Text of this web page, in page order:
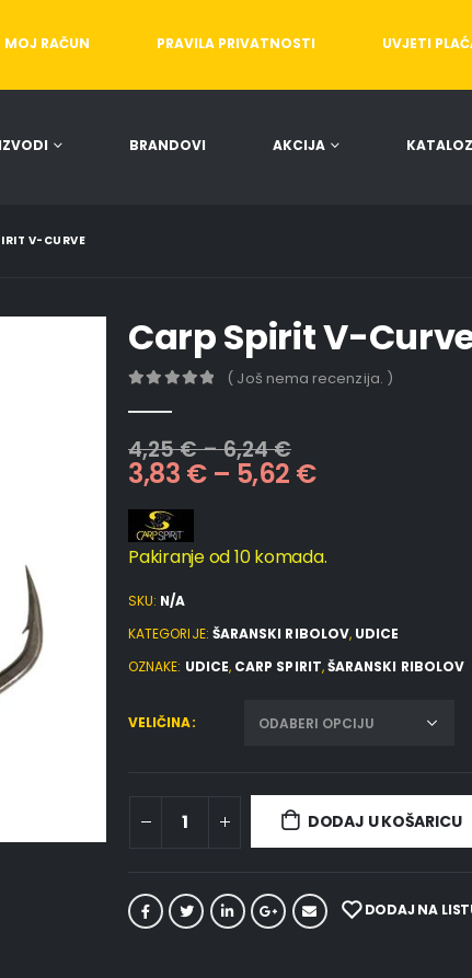
MOJ RAČUN PRAVILA PRIVATNOSTI UVJETI
BRANDOVI AKCIJA
V-CURVE
Carp Spirit V-
( Još nema recenzija. )
4,25€–6,24€
3,83 €– 5,62 €
Pakiranje od 10 komada.
SKU: N/A
KATEGORIJE: ŠARANSKI RIBOLOV, UDICE
OZNAKE: UDICE, CARP SPIRIT,ŠARANSKI RIBOLOV
VELIČINA
DODAJ U KOŠARICU
DODAJ NA